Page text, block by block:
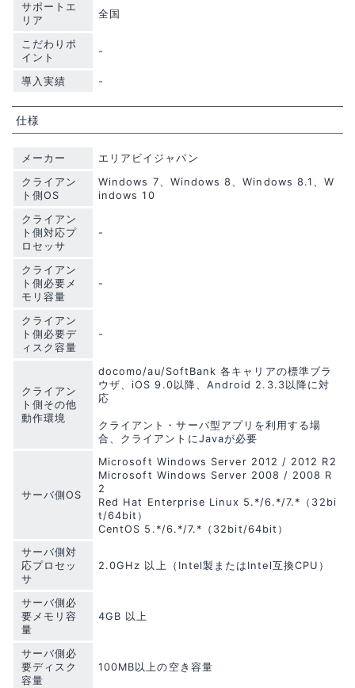
サポートエ
リア
全国
こだわりポ
イント
-
導入実績 -
仕様
メーカー
エリアビイジャパン
クライアン
ト側OS
Windows 7、Windows 8、Windows 8.1、W
indows 10
クライアン
ト側対応プ
ロセッサ
-
クライアン
ト側必要メ
モリ容量
-
クライアン
ト側必要デ
ィスク容量
-
クライアン
ト側その他
動作環境
docomo/au/SoftBank 各キャリアの標準ブラ
ウザ、iOS 9.0以降、Android 2.3.3以降に対
応
クライアント・サーバ型アプリを利用する場
合、クライアントにJavaが必要
サーバ側OS
Microsoft Windows Server 2012 / 2012 R2
Microsoft Windows Server 2008 / 2008 R
2
Red Hat Enterprise Linux 5.*/6.*/7.*（32bi
t/64bit）
CentOS 5.*/6.*/7.*（32bit/64bit）
サーバ側対
応プロセッ
サ
2.0GHz 以上（Intel製またはIntel互換CPU）
サーバ側必
要メモリ容
量
4GB 以上
サーバ側必
要ディスク
容量
100MB以上の空き容量